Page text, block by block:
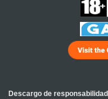
Descargo de responsabilidad